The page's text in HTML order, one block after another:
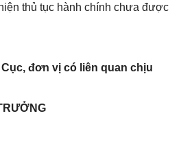
thủ tục hành chính chưa được
đơn vị có liên quan chịu